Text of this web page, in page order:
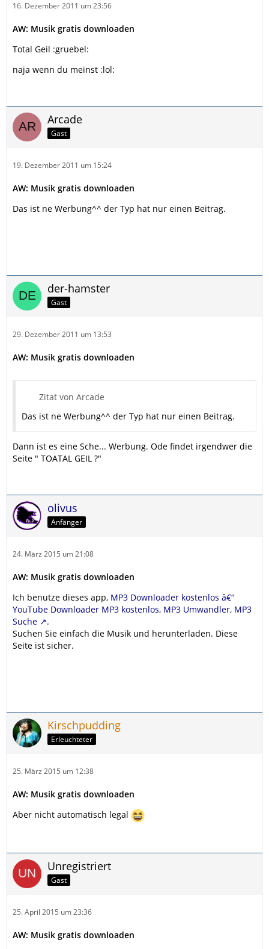
16. Dezember 2011 um 23:56
AW: Musik gratis downloaden
Total Geil :gruebel:
naja wenn du meinst :lol:
Arcade
Gast
19. Dezember 2011 um 15:24
AW: Musik gratis downloaden
Das ist ne Werbung^^ der Typ hat nur einen Beitrag.
der-hamster
Gast
29. Dezember 2011 um 13:53
AW: Musik gratis downloaden
Zitat von Arcade
Das ist ne Werbung^^ der Typ hat nur einen Beitrag.
Dann ist es eine Sche... Werbung. Ode findet irgendwer die
Seite " TOATAL GEIL ?"
olivus
Anfänger
24. März 2015 um 21:08
AW: Musik gratis downloaden
Ich benutze dieses app, MP3 Downloader kostenlos â€“
YouTube Downloader MP3 kostenlos, MP3 Umwandler, MP3
Suche
.
Suchen Sie einfach die Musik und herunterladen. Diese
Seite ist sicher.
Kirschpudding
Erleuchteter
25. März 2015 um 12:38
AW: Musik gratis downloaden
Aber nicht automatisch legal
Unregistriert
Gast
25. April 2015 um 23:36
AW: Musik gratis downloaden